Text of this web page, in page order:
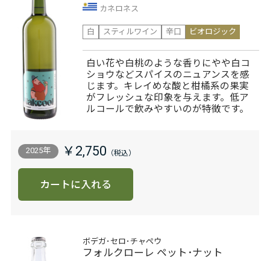
カネロネス
白
スティルワイン 辛口 ビオロジック
白い花や白桃のような香りにやや白コ
ショウなどスパイスのニュアンスを感
じます。キレイめな酸と柑橘系の果実
がフレッシュな印象を与えます。低ア
ルコールで飲みやすいのが特徴です。
2025年 ￥2,750
カートに入れる
ボデガ･セロ･チャペウ
フォルクローレ ペット･ナット